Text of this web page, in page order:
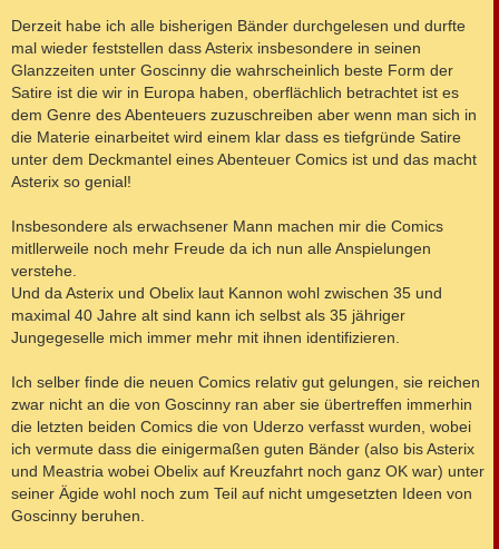
Derzeit habe ich alle bisherigen Bänder durchgelesen und durfte
mal wieder feststellen dass Asterix insbesondere in seinen
Glanzzeiten unter Goscinny die wahrscheinlich beste Form der
Satire ist die wir in Europa haben, oberflächlich betrachtet ist es
dem Genre des Abenteuers zuzuschreiben aber wenn man sich in
die Materie einarbeitet wird einem klar dass es tiefgründe Satire
unter dem Deckmantel eines Abenteuer Comics ist und das macht
Asterix so genial!
Insbesondere als erwachsener Mann machen mir die Comics
mitllerweile noch mehr Freude da ich nun alle Anspielungen
verstehe.
Und da Asterix und Obelix laut Kannon wohl zwischen 35 und
maximal 40 Jahre alt sind kann ich selbst als 35 jähriger
Jungegeselle mich immer mehr mit ihnen identifizieren.
Ich selber finde die neuen Comics relativ gut gelungen, sie reichen
zwar nicht an die von Goscinny ran aber sie übertreffen immerhin
die letzten beiden Comics die von Uderzo verfasst wurden, wobei
ich vermute dass die einigermaßen guten Bänder (also bis Asterix
und Meastria wobei Obelix auf Kreuzfahrt noch ganz OK war) unter
seiner Ägide wohl noch zum Teil auf nicht umgesetzten Ideen von
Goscinny beruhen.